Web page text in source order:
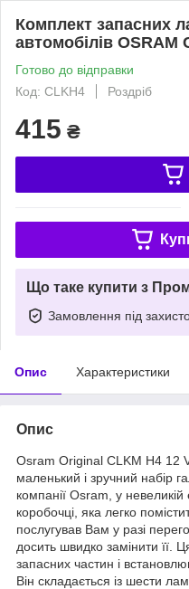
Комплект запасних
автомобілів OSRAM
Готово до відправки
Код: CLKH4
Роздріб
415 ₴
Що таке купити з
Замовлення під
Опис Характеристики
Опис
Osram Original CLKM H4 12
маленький і зручний набір
компанії Osram, у невеликій
коробочці, яка легко
послугував Вам у разі
досить швидко замінити її.
запасних частин і
Він складається із шести